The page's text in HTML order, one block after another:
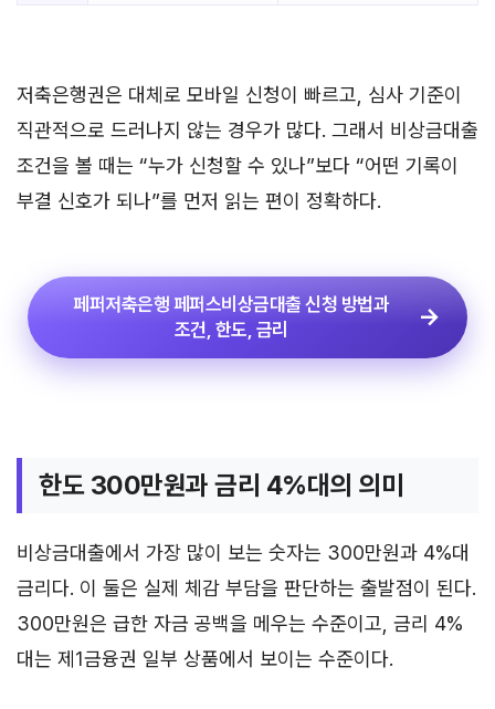
저축은행권은 대체로 모바일 신청이 빠르고, 심사 기준이
직관적으로 드러나지 않는 경우가 많다. 그래서 비상금대출
조건을 볼 때는 “누가 신청할 수 있나”보다 “어떤 기록이
부결 신호가 되나”를 먼저 읽는 편이 정확하다.
페퍼저축은행 페퍼스비상금대출 신청 방법과
조건, 한도, 금리
한도 300만원과 금리 4%대의 의미
비상금대출에서 가장 많이 보는 숫자는 300만원과 4%대
금리다. 이 둘은 실제 체감 부담을 판단하는 출발점이 된다.
300만원은 급한 자금 공백을 메우는 수준이고, 금리 4%
대는 제1금융권 일부 상품에서 보이는 수준이다.